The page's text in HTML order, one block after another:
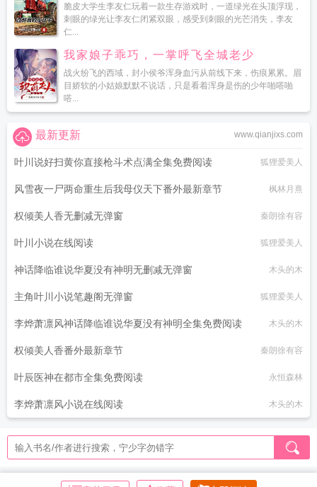
脆皮大学生李友仁玩着一款生存游戏时，一道绿光在头顶浮现，
刺眼的绿光让李友仁闭紧双眼，感受到刺眼的光芒消失，李友
仁...
我家娘子乖巧，一掌呼飞全城老少
战火纷飞的西域，封小侯爷浑身血污从前线下来，伤痕累累。眉
目娇软的小姑娘默默不说话，只是看着浑身是伤的少年啪嗒啪
嗒...
www.qianjixs.com
最新更新
叶川说好扫黄你直接枪斗术点满全集免费阅读 狐狸爱美人
风雪夜一尸两命重生后我母仪天下番外最新章节 枫林月熹
权倾美人香无删减无弹窗 秦朗徐有容
叶川小说在线阅读 狐狸爱美人
神话降临谁说华夏没有神明无删减无弹窗 木头的木
主角叶川小说笔趣阁无弹窗 狐狸爱美人
李烨萧凛风神话降临谁说华夏没有神明全集免费阅读 木头的木
权倾美人香番外最新章节 秦朗徐有容
叶辰医神在都市全集免费阅读 永恒森林
李烨萧凛风小说在线阅读 木头的木